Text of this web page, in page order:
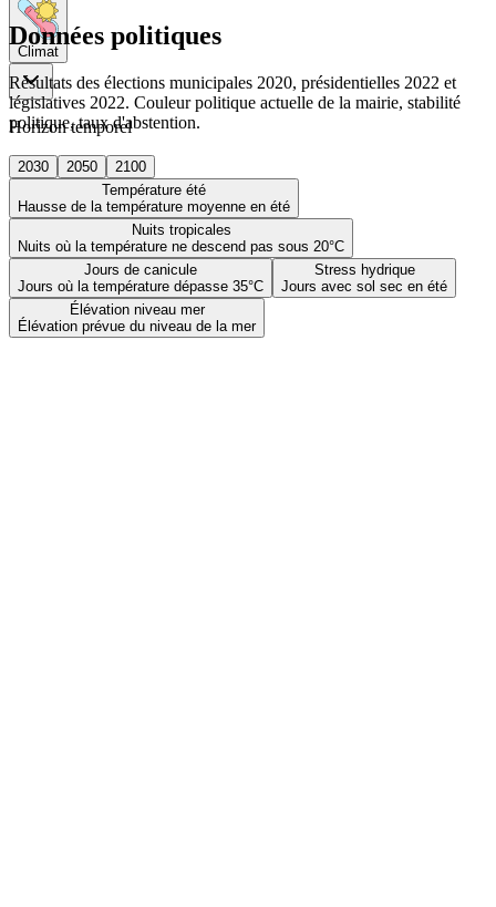
Climat
Horizon temporel
2030 2050
2100
Température été
Hausse de la température moyenne en été
Nuits tropicales
Nuits où la température ne descend pas sous 20°C
Jours de canicule
Jours où la température dépasse 35°C
Stress hydrique
Jours avec sol sec en été
Élévation niveau mer
Élévation prévue du niveau de la mer
Données politiques
Résultats des élections municipales 2020, présidentielles 2022 et
législatives 2022. Couleur politique actuelle de la mairie, stabilité
politique, taux d'abstention.